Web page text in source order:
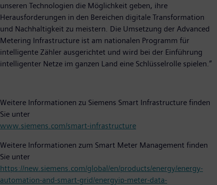
unseren Technologien die Möglichkeit geben, ihre
Herausforderungen in den Bereichen digitale Transformation
und Nachhaltigkeit zu meistern. Die Umsetzung der Advanced
Metering Infrastructure ist am nationalen Programm für
intelligente Zähler ausgerichtet und wird bei der Einführung
intelligenter Netze im ganzen Land eine Schlüsselrolle spielen.”
Weitere Informationen zu Siemens Smart Infrastructure finden
Sie unter
www.siemens.com/smart-infrastructure
Weitere Informationen zum Smart Meter Management finden
Sie unter
https://new.siemens.com/global/en/products/energy/energy-
automation-and-smart-grid/energyip-meter-data-